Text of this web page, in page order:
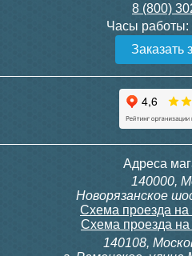
8 (800)
Часы работы:
Заказать
Адреса
140000,
Новорязанское
Схема проезда на
Схема проезда на
140108,